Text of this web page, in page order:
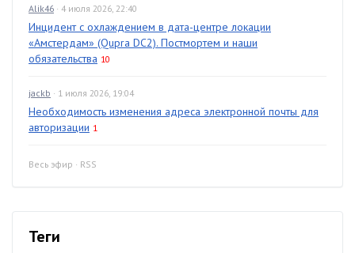
Alik46 · 4 июля 2026, 22:40
Инцидент с охлаждением в дата-центре локации
«Амстердам» (Qupra DC2). Постмортем и наши
обязательства 10
jackb · 1 июля 2026, 19:04
Необходимость изменения адреса электронной почты для
авторизации 1
Весь эфир · RSS
Теги